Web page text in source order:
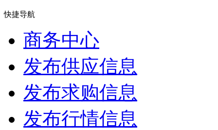
快捷导航
商务中心
发布供应信息
发布求购信息
发布行情信息